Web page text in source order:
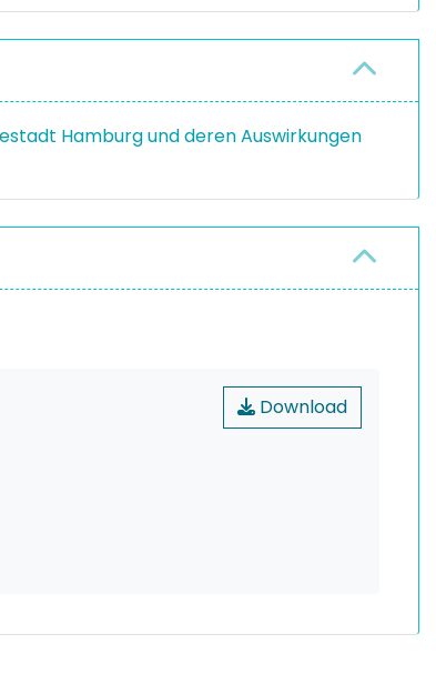
Hamburg und deren Auswirkungen
Download